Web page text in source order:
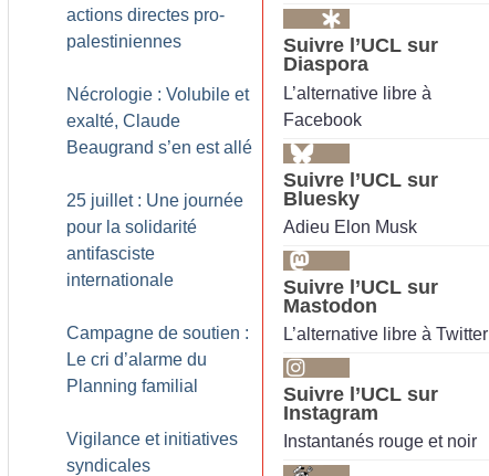
actions directes pro-
palestiniennes
Nécrologie : Volubile et
exalté, Claude
Beaugrand s’en est allé
25 juillet : Une journée
pour la solidarité
antifasciste
internationale
Campagne de soutien :
Le cri d’alarme du
Planning familial
Vigilance et initiatives
syndicales
Suivre l’UCL sur
Diaspora
L’alternative libre à
Facebook
Suivre l’UCL sur
Bluesky
Adieu Elon Musk
Suivre l’UCL sur
Mastodon
L’alternative libre à Twitter
Suivre l’UCL sur
Instagram
Instantanés rouge et noir